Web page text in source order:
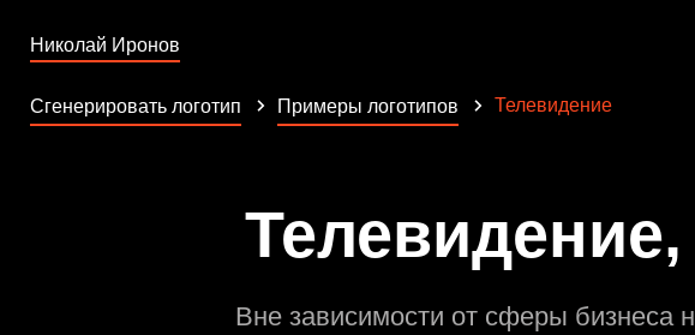
Николай Иронов
Сгенерировать логотип Примеры логотипов Телевидение
Вне зависимости от сферы бизнеса